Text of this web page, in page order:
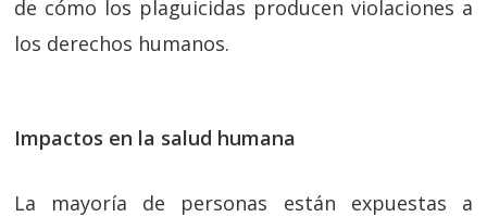
de cómo los plaguicidas producen violaciones a
los derechos humanos.
Impactos en la salud humana
La mayoría de personas están expuestas a